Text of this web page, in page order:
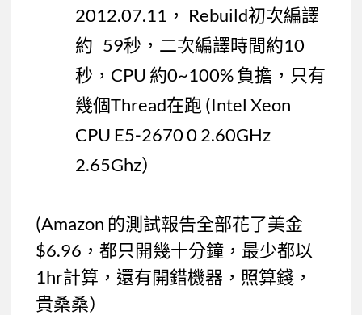
2012.07.11， Rebuild初次編譯
約 59秒，二次編譯時間約10
秒，CPU 約0~100% 負擔，只有
幾個Thread在跑 (Intel Xeon
CPU E5-2670 0 2.60GHz
2.65Ghz）
(Amazon 的測試報告全部花了美金
$6.96，都只開幾十分鐘，最少都以
1hr計算，還有開錯機器，照算錢，
貴桑桑）